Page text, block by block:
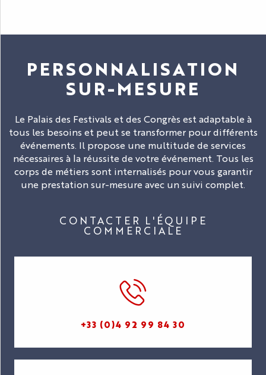
PERSONNALISATION
SUR-MESURE
Le Palais des Festivals et des Congrès est adaptable à
tous les besoins et peut se transformer pour différents
événements. Il propose une multitude de services
nécessaires à la réussite de votre événement. Tous les
corps de métiers sont internalisés pour vous garantir
une prestation sur-mesure avec un suivi complet.
CONTACTER L'ÉQUIPE
COMMERCIALE
+33 (0)4 92 99 84 30